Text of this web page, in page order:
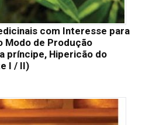
com Interesse para
Modo de Produção
príncipe, Hipericão do
I / II)